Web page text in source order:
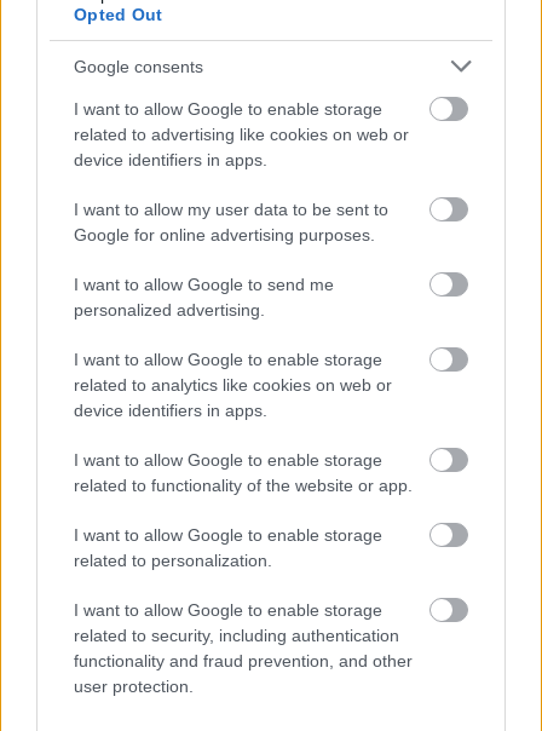
Opted Out
Google consents
I want to allow Google to enable storage
related to advertising like cookies on web or
device identifiers in apps.
I want to allow my user data to be sent to
Google for online advertising purposes.
I want to allow Google to send me
personalized advertising.
I want to allow Google to enable storage
related to analytics like cookies on web or
device identifiers in apps.
I want to allow Google to enable storage
related to functionality of the website or app.
I want to allow Google to enable storage
related to personalization.
I want to allow Google to enable storage
related to security, including authentication
functionality and fraud prevention, and other
user protection.
A Dursley család
Forrás: Hollywood Reporter
Film Harry Potter Nagy-Britannia Gyász Színészek
SZEMBE MERSZ NÉZNI AZZAL, AKIVÉ
VÁLHATTÁL VOLNA?